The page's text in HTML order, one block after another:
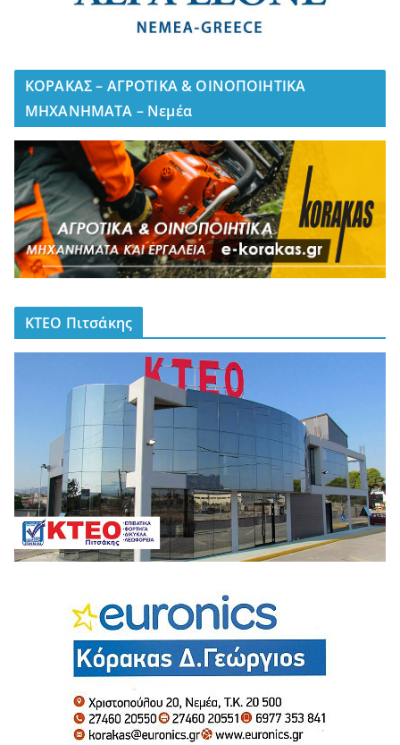
ΚΟΡΑΚΑΣ – ΑΓΡΟΤΙΚΑ & ΟΙΝΟΠΟΙΗΤΙΚΑ
ΜΗΧΑΝΗΜΑΤΑ – Νεμέα
ΚΤΕΟ Πιτσάκης